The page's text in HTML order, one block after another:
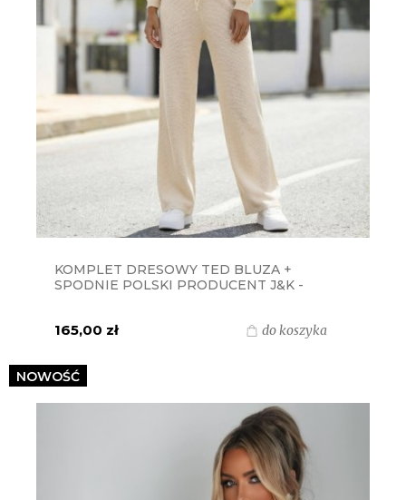
KOMPLET DRESOWY TED BLUZA +
SPODNIE POLSKI PRODUCENT J&K -
165,00 zł do koszyka
NOWOŚĆ